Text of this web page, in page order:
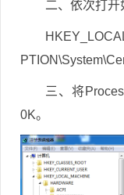
二、依次打开
三、将
0K。